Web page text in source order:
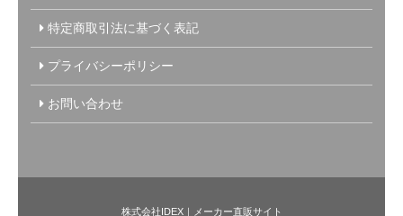
特定商取引法に基づく表記
プライバシーポリシー
お問い合わせ
株式会社IDEX｜メーカー直販サイト